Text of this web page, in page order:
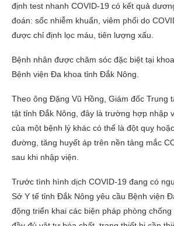
định test nhanh COVID-19 có kết quả
đoán: sốc nhiễm khuẩn, viêm phổi do
được chỉ định lọc máu, tiên lượng xấu.
Bệnh nhân được chăm sóc đặc biệt tại
Bệnh viện Đa khoa tỉnh Đắk Nông.
Theo ông Đặng Vũ Hồng, Giám đốc Trung
tật tỉnh Đắk Nông, đây là trường hợp nhập
của một bệnh lý khác có thể là đột quỵ
đường, tăng huyết áp trên nền tảng mắc
sau khi nhập viện.
Trước tình hình dịch COVID-19 đang có
Sở Y tế tỉnh Đắk Nông yêu cầu Bệnh viện
động triển khai các biện pháp phòng